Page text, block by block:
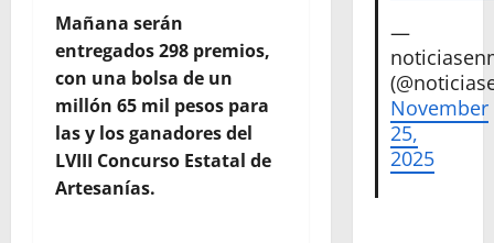
Mañana serán
entregados 298 premios,
con una bolsa de un
millón 65 mil pesos para
las y los ganadores del
LVIII Concurso Estatal de
Artesanías.
—
November
25,
2025